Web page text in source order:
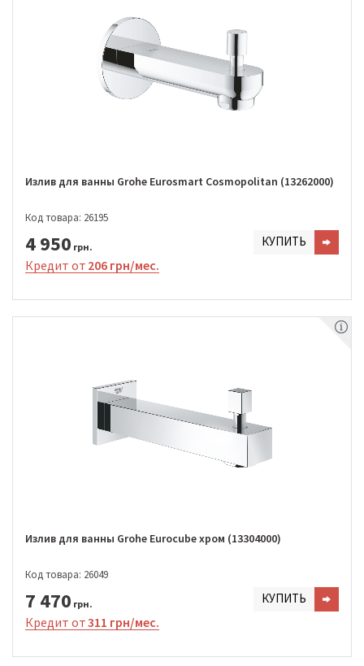
Излив для ванны Grohe Eurosmart Cosmopolitan (13262000)
Код товара: 26195
4 950 грн. КУПИТЬ
Кредит от 206 грн/мес.
Излив для ванны Grohe Eurocube хром (13304000)
Код товара: 26049
7 470 грн. КУПИТЬ
Кредит от311 грн/мес.